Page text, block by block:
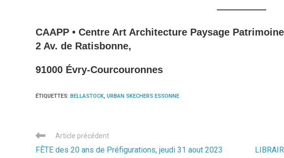
CAAPP • Centre Art Architecture Paysage Patrimoine
2 Av. de Ratisbonne,
91000 Évry-Courcouronnes
ÉTIQUETTES: BELLASTOCK, URBAN SKECHERS ESSONNE
Read
more
articles
Article précédent
FÊTE des 20 ans de Préfigurations, jeudi 31 aout 2023